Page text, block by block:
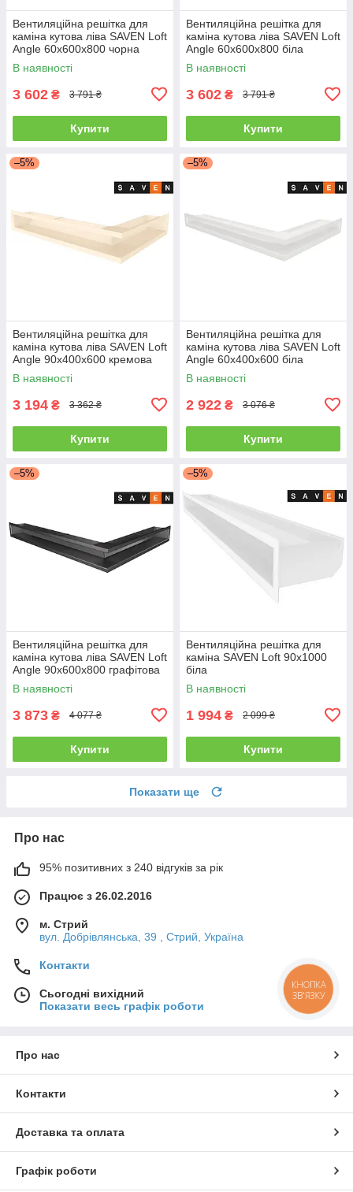
Вентиляційна решітка для
каміна кутова ліва SAVEN Loft
Angle 60х600х800 чорна
В наявності
3 602 ₴ 3 791 ₴
Купити
Вентиляційна решітка для
каміна кутова ліва SAVEN Loft
Angle 60х600х800 біла
В наявності
3 602 ₴ 3 791 ₴
Купити
–5%
Вентиляційна решітка для
каміна кутова ліва SAVEN Loft
Angle 90х400х600 кремова
В наявності
3 194 ₴ 3 362 ₴
Купити
–5%
Вентиляційна решітка для
каміна кутова ліва SAVEN Loft
Angle 60х400х600 біла
В наявності
2 922 ₴ 3 076 ₴
Купити
–5%
Вентиляційна решітка для
каміна кутова ліва SAVEN Loft
Angle 90х600х800 графітова
В наявності
3 873 ₴ 4 077 ₴
Купити
–5%
Вентиляційна решітка для
каміна SAVEN Loft 90х1000
біла
В наявності
1 994 ₴ 2 099 ₴
Купити
Показати ще
Про нас
95% позитивних з 240 відгуків за рік
Працює з 26.02.2016
м. Стрий
вул. Добрівлянська, 39 , Стрий, Україна
Контакти
Сьогодні вихідний
Показати весь графік роботи
Про нас
Контакти
Доставка та оплата
Графік роботи
КНОПКА
ЗВ'ЯЗКУ